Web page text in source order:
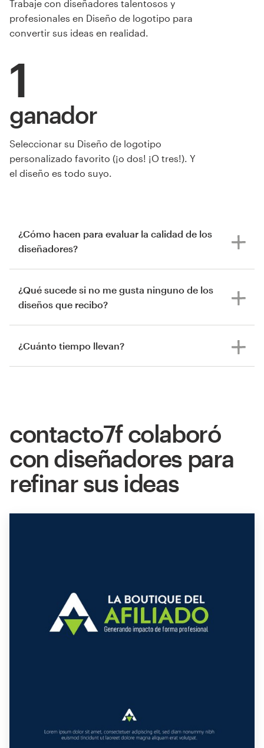
Trabaje con diseñadores talentosos y
profesionales en Diseño de logotipo para
convertir sus ideas en realidad.
1
ganador
Seleccionar su Diseño de logotipo
personalizado favorito (¡o dos! ¡O tres!). Y
el diseño es todo suyo.
¿Cómo hacen para evaluar la calidad de los
diseñadores?
¿Qué sucede si no me gusta ninguno de los
diseños que recibo?
¿Cuánto tiempo llevan?
contacto7f colaboró
con diseñadores para
refinar sus ideas